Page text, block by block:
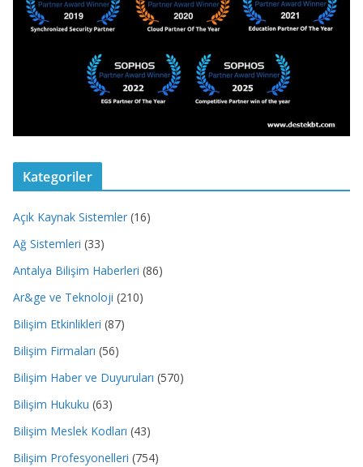
Kategoriler
Açık Kaynak Sistemler (16)
Ağ Sistemleri (33)
Antalya Bilişim Haberleri (86)
Ar&ge ve Teknoloji (210)
Bilişim Etkinlikleri (87)
Bilişim Firmaları (56)
Bilişim Haber ve Duyuruları (570)
Bilişim Hukuku (63)
Bilişim Meslek Kodları (43)
Bilişim Profesyonelleri (754)